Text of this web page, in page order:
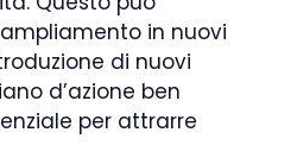
in nuovi
di nuovi
d’azione ben
per attrarre